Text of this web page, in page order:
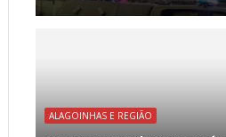
ALAGOINHAS E REGIÃO